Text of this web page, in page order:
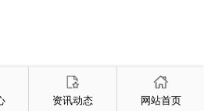
资讯动态 网站首页